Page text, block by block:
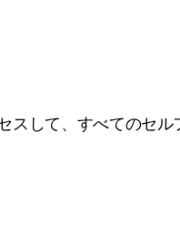
して、すべてのセ